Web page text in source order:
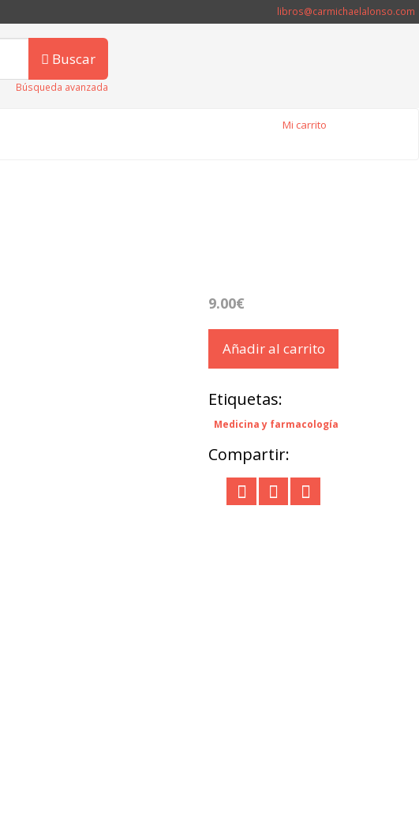
libros@carmichaelalonso.com
Buscar
Búsqueda avanzada
Mi carrito
9.00€
Añadir al carrito
Etiquetas:
Medicina y farmacología
Compartir: